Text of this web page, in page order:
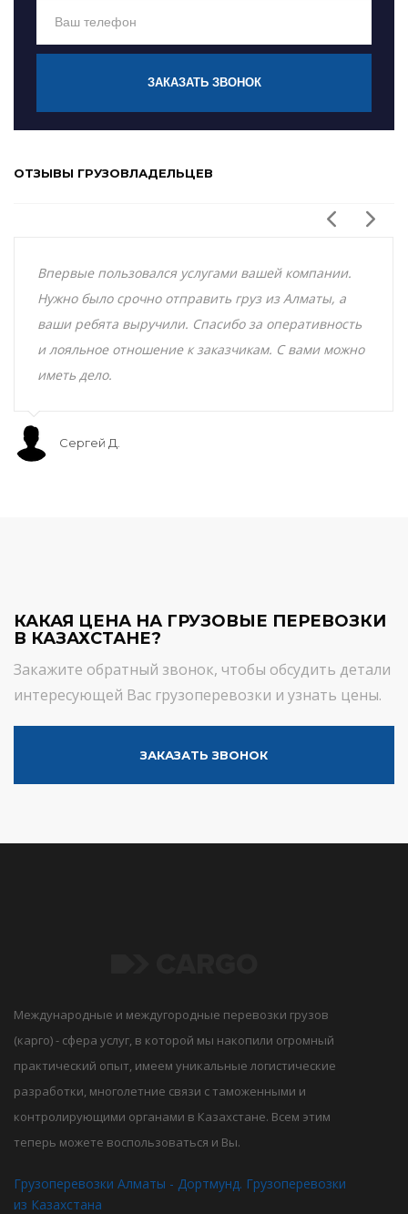
ЗАКАЗАТЬ ЗВОНОК
ОТЗЫВЫ ГРУЗОВЛАДЕЛЬЦЕВ
Впервые пользовался услугами вашей компании.
Нужно было срочно отправить груз из Алматы, а
ваши ребята выручили. Спасибо за оперативность
и лояльное отношение к заказчикам. С вами можно
иметь дело.
Сергей Д.
КАКАЯ ЦЕНА НА ГРУЗОВЫЕ ПЕРЕВОЗКИ
В КАЗАХСТАНЕ?
Закажите обратный звонок, чтобы обсудить детали
интересующей Вас грузоперевозки и узнать цены.
ЗАКАЗАТЬ ЗВОНОК
Международные и междугородные перевозки грузов
(карго) - сфера услуг, в которой мы накопили огромный
практический опыт, имеем уникальные логистические
разработки, многолетние связи с таможенными и
контролирующими органами в Казахстане. Всем этим
теперь можете воспользоваться и Вы.
Грузоперевозки Алматы - Дортмунд. Грузоперевозки
из Казахстана